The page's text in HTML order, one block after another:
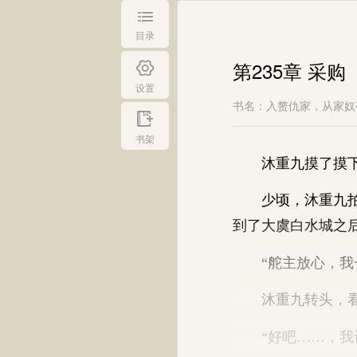
目录
设置
书架
第235章 采购
书名：入赘仇家，从家
沐重九摸了摸下
少顷，沐重九拍
到了大虞白水城之
“舵主放心，我
沐重九转头，看
“好吧……，我